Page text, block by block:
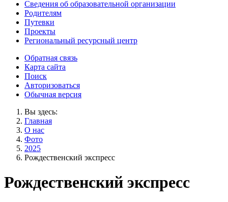
Сведения об образовательной организации
Родителям
Путевки
Проекты
Региональный ресурсный центр
Обратная связь
Карта сайта
Поиск
Авторизоваться
Обычная версия
Вы здесь:
Главная
О нас
Фото
2025
Рождественский экспресс
Рождественский экспресс